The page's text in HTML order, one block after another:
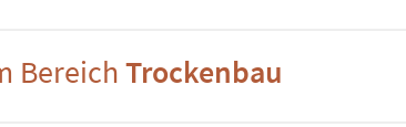
BereichTrockenbau